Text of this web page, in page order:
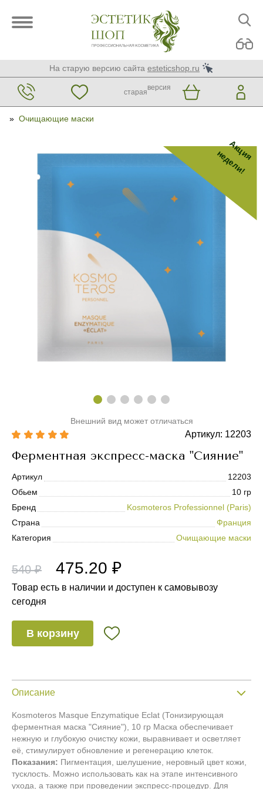
На старую версию сайта esteticshop.ru
старая
версия
» Очищающие маски
Акция
недели!
Внешний вид может отличаться
Артикул: 12203
Ферментная экспресс-маска "Сияние"
Артикул
12203
Обьем
10 гр
Бренд
Kosmoteros Professionnel (Paris)
Страна
Франция
Категория
Очищающие маски
540 ₽ 475.20 ₽
Товар есть в наличии и доступен к самовывозу
сегодня
В корзину
Описание
Kosmoteros Masque Enzymatique Eclat (Тонизирующая
ферментная маска "Сияние"), 10 гр Маска обеспечивает
нежную и глубокую очистку кожи, выравнивает и осветляет
её, стимулирует обновление и регенерацию клеток.
Показания: Пигментация, шелушение, неровный цвет кожи,
тусклость. Можно использовать как на этапе интенсивного
ухода, а также при проведении экспресс‐процедур. Для